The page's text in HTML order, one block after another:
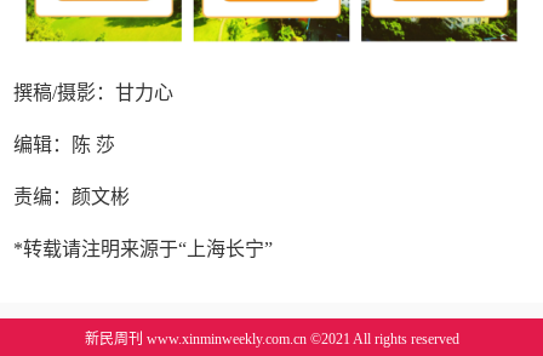
撰稿/摄影：甘力心
编辑：陈 莎
责编：颜文彬
*转载请注明来源于“上海长宁”
新民周刊 www.xinminweekly.com.cn ©2021 All rights reserved